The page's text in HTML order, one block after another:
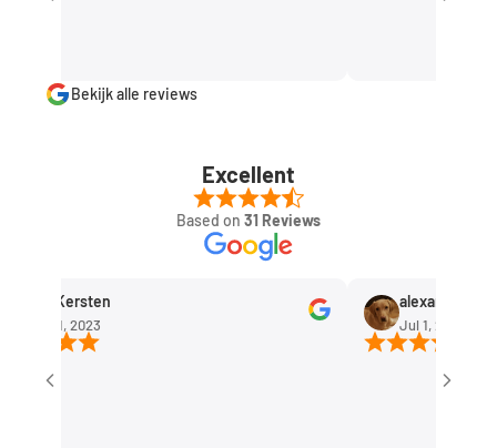
Bekijk alle reviews
Excellent
Based on 31 Reviews
Kersten
11, 2023
alexandra
Jul 1, 2023